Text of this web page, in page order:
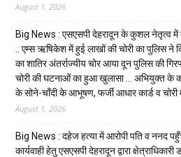
August 1, 2026
Big News : एसएसपी देहरादून के कुशल नेतृत्व में
.. एम्स ऋषिकेश में हुई लाखों की चोरी का पुलिस
का शातिर अंतर्राज्यीय चोर आया दून पुलिस की
चोरी की घटनाओं का हुआ खुलासा … अभियुक्त के
के सोने-चाँदी के आभूषण, फर्जी आधार कार्ड व
August 1, 2026
Big News : दहेज हत्या में आरोपी पति व ननद
कार्यवाही हेतु एसएसपी देहरादून द्वारा